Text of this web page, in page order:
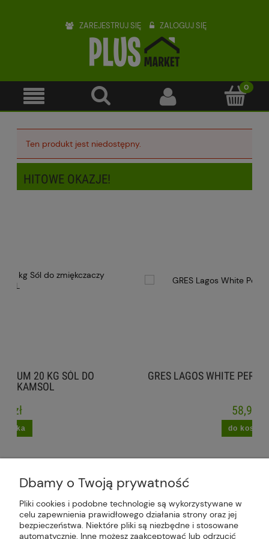
ZAREJESTRUJ SIĘ ZALOGUJ SIĘ
Ten produkt jest niedostępny.
HITOWE OKAZJE!
DO GRES LAGOS WHITE PERLA STANIN
Plus Market Sp. z o.o. | Zakręcie 2K, 22-300
Krasnystaw, woj. lubelskie | sklep@plus-market.pl
Dbamy o Twoją prywatność
Pliki cookies i podobne technologie są wykorzystywane w
celu zapewnienia prawidłowego działania strony oraz jej
bezpieczeństwa. Niektóre pliki są niezbędne i stosowane
automatycznie. Inne możesz zaakceptować lub odrzucić